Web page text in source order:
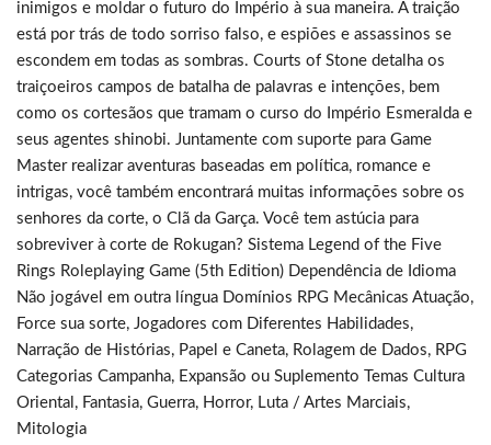
inimigos e moldar o futuro do Império à sua maneira. A traição
está por trás de todo sorriso falso, e espiões e assassinos se
escondem em todas as sombras. Courts of Stone detalha os
traiçoeiros campos de batalha de palavras e intenções, bem
como os cortesãos que tramam o curso do Império Esmeralda e
seus agentes shinobi. Juntamente com suporte para Game
Master realizar aventuras baseadas em política, romance e
intrigas, você também encontrará muitas informações sobre os
senhores da corte, o Clã da Garça. Você tem astúcia para
sobreviver à corte de Rokugan? Sistema Legend of the Five
Rings Roleplaying Game (5th Edition) Dependência de Idioma
Não jogável em outra língua Domínios RPG Mecânicas Atuação,
Force sua sorte, Jogadores com Diferentes Habilidades,
Narração de Histórias, Papel e Caneta, Rolagem de Dados, RPG
Categorias Campanha, Expansão ou Suplemento Temas Cultura
Oriental, Fantasia, Guerra, Horror, Luta / Artes Marciais,
Mitologia